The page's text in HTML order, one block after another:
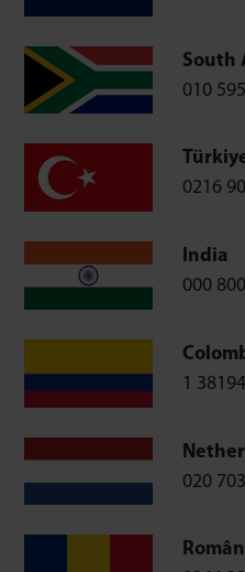
South
010
0216
India
000
1
020